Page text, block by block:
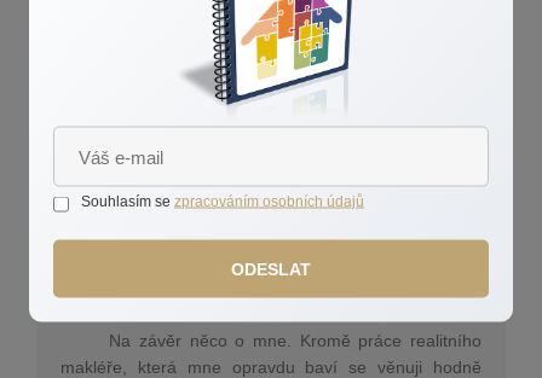
si mé typy a články. Určitě si pak pro prodej Vaší
nemovitosti zvolíte tu správnou cestu.
Prodej nemovitosti je většinu lidí největší
V případě, že přemýšlíte o prodeji či pronájmu
nemovitosti, tak mne neváhejte kontaktovat. Rád Vám
poradím po telefonu, mailu případně Vás mile rád
pozvu na výbornou kávu do příjemné kavárny J
Na závěr něco o mne. Kromě práce realitního
makléře, která mne opravdu baví se věnuji hodně
Souhlasím se zpracováním osobních údajů
ODESLAT